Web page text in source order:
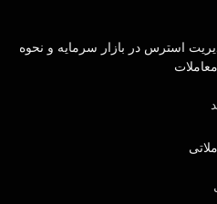
استرس در بازار سرمایه و نحوه